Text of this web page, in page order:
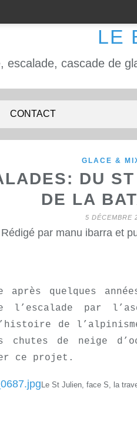
LE
CONTACT
GLACE &
DU
DE LA
5 DÉCEMBRE
Rédigé par manu ibarra et
après quelques
l’escalade par
de
chutes de neige
ce projet.
Le St Julien, face S, la